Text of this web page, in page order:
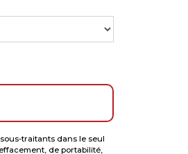
traitants dans le seul
de portabilité,